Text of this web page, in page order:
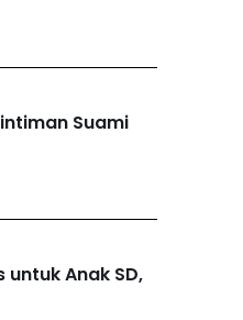
Suami
untuk Anak SD,